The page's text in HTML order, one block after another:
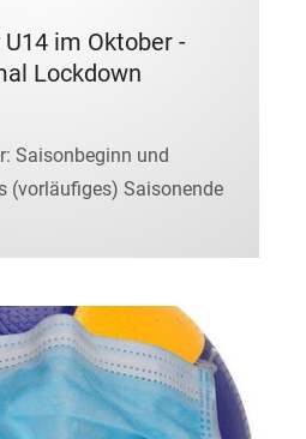
im Oktober -
Lockdown
Saisonbeginn und
(vorläufiges) Saisonende